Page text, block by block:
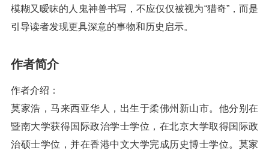
模糊又暧昧的人鬼神兽书写，不应仅仅被视为“猎奇”，而是
引导读者发现更具深意的事物和历史启示。
作者简介
作者介绍：
莫家浩，马来西亚华人，出生于柔佛州新山市。他分别在
暨南大学获得国际政治学士学位，在北京大学取得国际政
治硕士学位，并在香港中文大学完成历史博士学位。莫家